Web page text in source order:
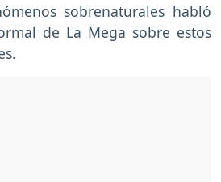
sobrenaturales habló
de La Mega sobre estos